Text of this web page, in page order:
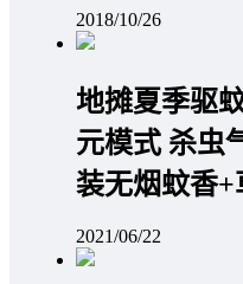
2018/10/26
地摊夏季驱
元模式 杀虫
装无烟蚊香
2021/06/22